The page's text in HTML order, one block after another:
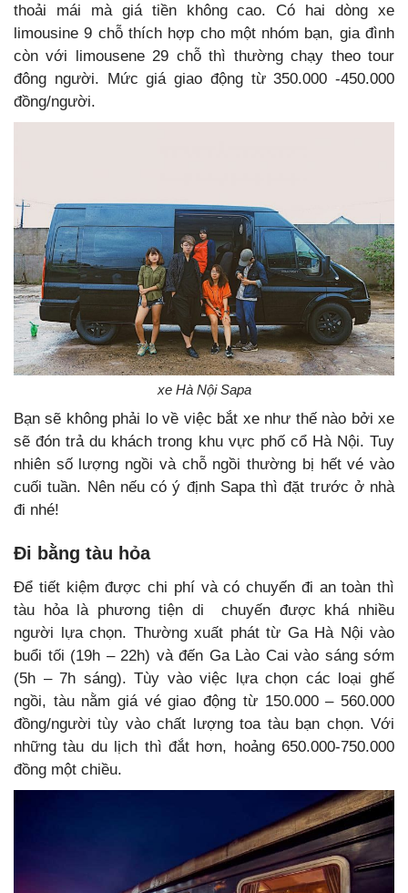
thoải mái mà giá tiền không cao. Có hai dòng xe
limousine 9 chỗ thích hợp cho một nhóm bạn, gia đình
còn với limousene 29 chỗ thì thường chạy theo tour
đông người. Mức giá giao động từ 350.000 -450.000
đồng/người.
xe Hà Nội Sapa
Bạn sẽ không phải lo về việc bắt xe như thế nào bởi xe
sẽ đón trả du khách trong khu vực phố cổ Hà Nội. Tuy
nhiên số lượng ngồi và chỗ ngồi thường bị hết vé vào
cuối tuần. Nên nếu có ý định Sapa thì đặt trước ở nhà
đi nhé!
Đi bằng tàu hỏa
Để tiết kiệm được chi phí và có chuyến đi an toàn thì
tàu hỏa là phương tiện di chuyến được khá nhiều
người lựa chọn. Thường xuất phát từ Ga Hà Nội vào
buổi tối (19h – 22h) và đến Ga Lào Cai vào sáng sớm
(5h – 7h sáng). Tùy vào việc lựa chọn các loại ghế
ngồi, tàu nằm giá vé giao động từ 150.000 – 560.000
đồng/người tùy vào chất lượng toa tàu bạn chọn. Với
những tàu du lịch thì đắt hơn, hoảng 650.000-750.000
đồng một chiều.